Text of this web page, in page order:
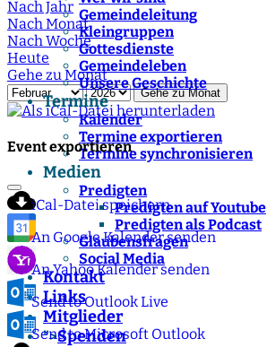
Gemeindeleitung
Kleingruppen
Gottesdienste
Gemeindeleben
Unsere Geschichte
Termine
Kalender
Termine exportieren
Termine synchronisieren
Medien
Predigten
Predigten auf Youtube
Predigten als Podcast
Glaubensfragen
Social Media
Kontakt
Links
Mitglieder
">Spenden
Nach Jahr
Nach Monat
Nach Woche
Heute
Gehe zu Monat
Gehe zu Monat
Event exportieren
iCal-Datei speichern
An Google Kalender senden
An Yahoo Kalender senden
Send to Outlook Live
Send to Microsoft Outlook